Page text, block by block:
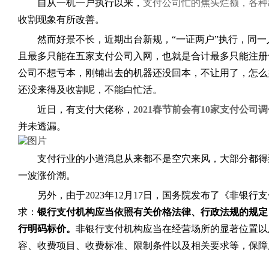
自从一机一户执行以来， 支付公司忙的焦头烂额，各
收割现象有所改善。
然而好景不长，近期出台新规，“一证两户”执行，同
且最多只能在五家支付公司入网，也就是合计最多只能注
公司不想亏本，刚铺出去的机器还没回本，不让用了，怎
还没来得及收割呢，不能白忙活。
近日，有支付大佬称， 2021春节前会有10家支付公司
并未透漏。
支付行业的小道消息从来都不是空穴来风，大部分都
一波涨价潮。
另外，由于2023年12月17日，国务院发布了《非银行
求：银行支付机构应当依照有关价格法律、行政法规的规
行明码标价。 非银行支付机构应当在经营场所的显著位置
容、收费项目、收费标准、限制条件以及相关要求等，保